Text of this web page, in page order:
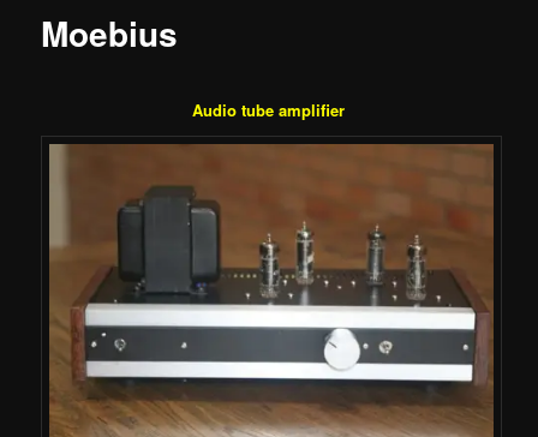
Moebius
Audio tube amplifier